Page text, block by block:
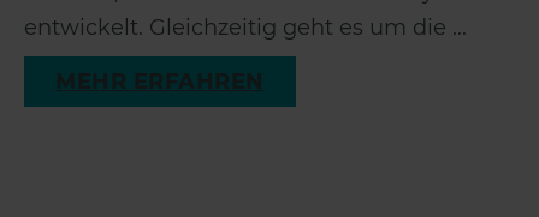
entwickelt. Gleichzeitig geht es um die ...